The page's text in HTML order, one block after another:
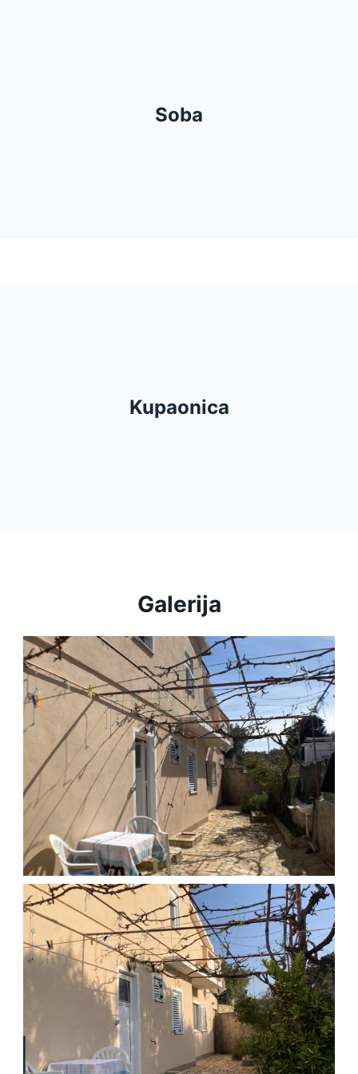
Soba
Bračni krevet
Ormar
Kupaonica
Sušilo za kosu
Galerija